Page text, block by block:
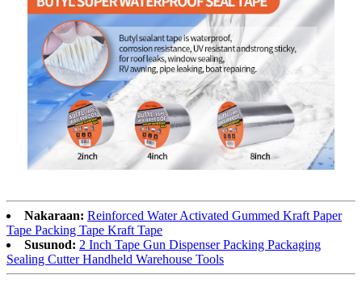
Nakaraan: Reinforced Water Activated Gummed Kraft Paper
Tape Packing Tape Kraft Tape
Susunod: 2 Inch Tape Gun Dispenser Packing Packaging
Sealing Cutter Handheld Warehouse Tools